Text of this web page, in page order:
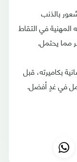
بالذنب
في التقاط
مما يحتمل.
بكاميرته، قبل
في غدٍ أفضل.